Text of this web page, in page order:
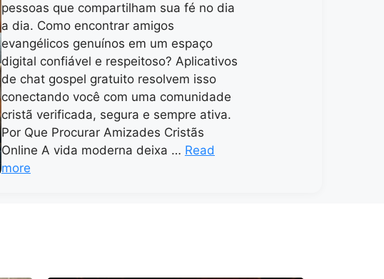
pessoas que compartilham sua fé no dia
a dia. Como encontrar amigos
evangélicos genuínos em um espaço
digital confiável e respeitoso? Aplicativos
de chat gospel gratuito resolvem isso
conectando você com uma comunidade
cristã verificada, segura e sempre ativa.
Por Que Procurar Amizades Cristãs
Online A vida moderna deixa … Read
more